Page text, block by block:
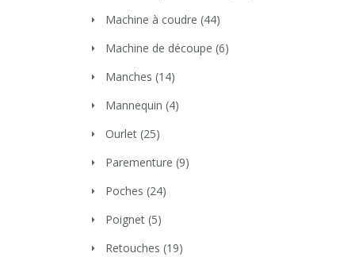
Machine à coudre (44)
Machine de découpe (6)
Manches (14)
Mannequin (4)
Ourlet (25)
Parementure (9)
Poches (24)
Poignet (5)
Retouches (19)